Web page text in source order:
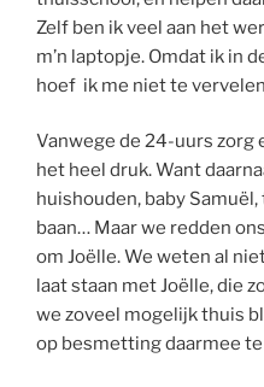
Zelf ben ik veel aan het
m’n laptopje. Omdat ik in
hoef ik me niet te
Vanwege de 24-uurs zorg
het heel druk. Want
huishouden, baby
baan… Maar we redden
om Joëlle. We weten al
laat staan met Joëlle, die
we zoveel mogelijk thuis
op besmetting daarmee